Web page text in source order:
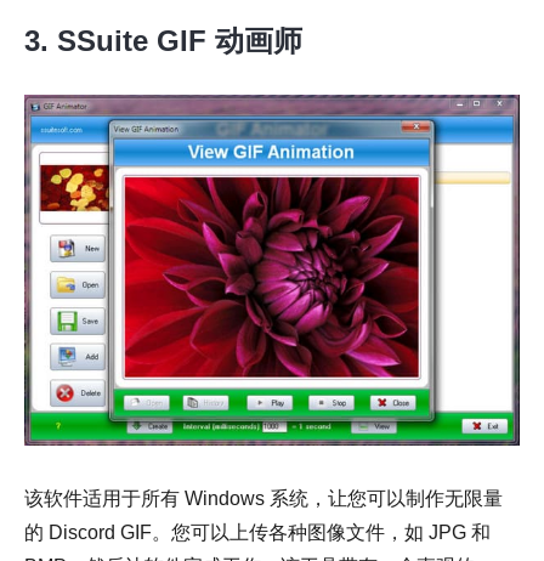
3. SSuite GIF 动画师
该软件适用于所有 Windows 系统，让您可以制作无限量
的 Discord GIF。您可以上传各种图像文件，如 JPG 和